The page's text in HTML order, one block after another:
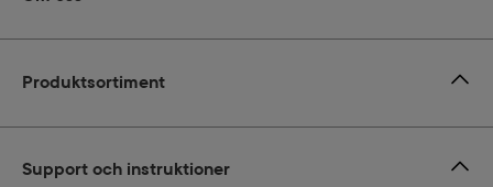
Produktsortiment
Support och instruktioner